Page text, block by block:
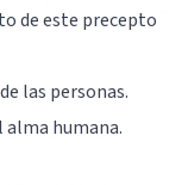
de este precepto
las personas.
alma humana.